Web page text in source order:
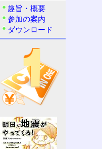
趣旨・概要
参加の案内
ダウンロード